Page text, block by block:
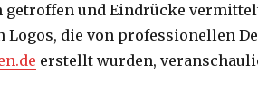
getroffen und Eindrücke
Logos, die von professionellen
erstellt wurden,